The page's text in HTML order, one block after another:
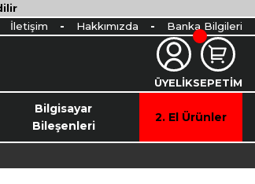
İletişim Hakkımızda Banka Bilgileri
ÜYELİKSEPETİM
Bilgisayar
Bileşenleri
2. El Ürünler